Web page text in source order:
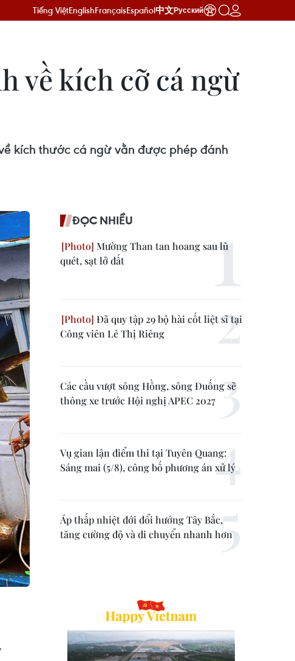
Tiếng ViệtEnglishFrançaisEspañol中文Русский
về kích cỡ cá ngừ
kích thước cá ngừ vằn được phép đánh
ĐỌC NHIỀU
Mường Than tan hoang sau lũ
quét, sạt lở đất
Đã quy tập 29 bộ hài cốt liệt sĩ tại
Công viên Lê Thị Riêng
Các cầu vượt sông Hồng, sông Đuống sẽ
thông xe trước Hội nghị APEC 2027
Vụ gian lận điểm thi tại Tuyên Quang:
Sáng mai (5/8), công bố phương án xử lý
Áp thấp nhiệt đới đổi hướng Tây Bắc,
tăng cường độ và di chuyển nhanh hơn